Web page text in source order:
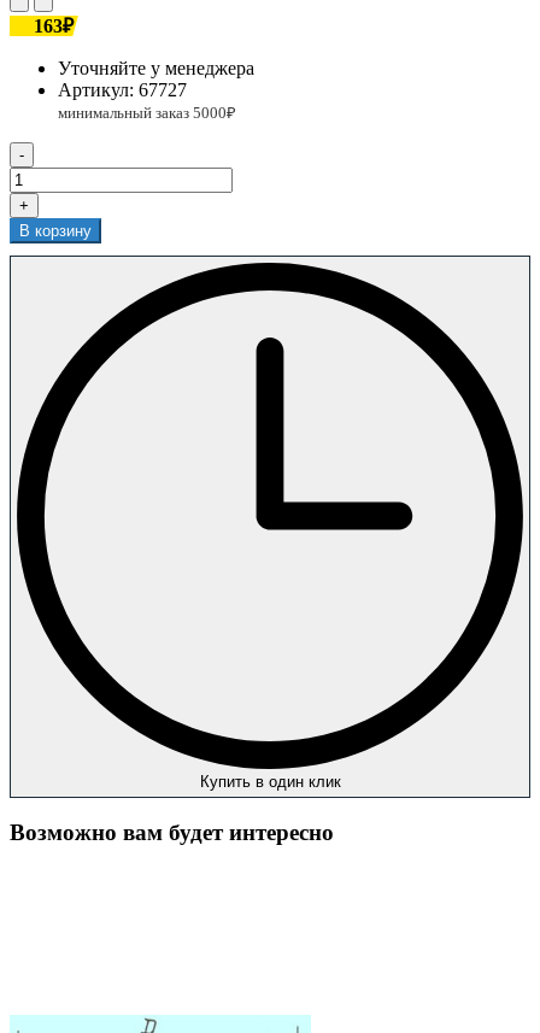
163₽
Уточняйте у менеджера
Артикул: 67727
-
+
В корзину
Купить в один клик
Возможно вам будет интересно